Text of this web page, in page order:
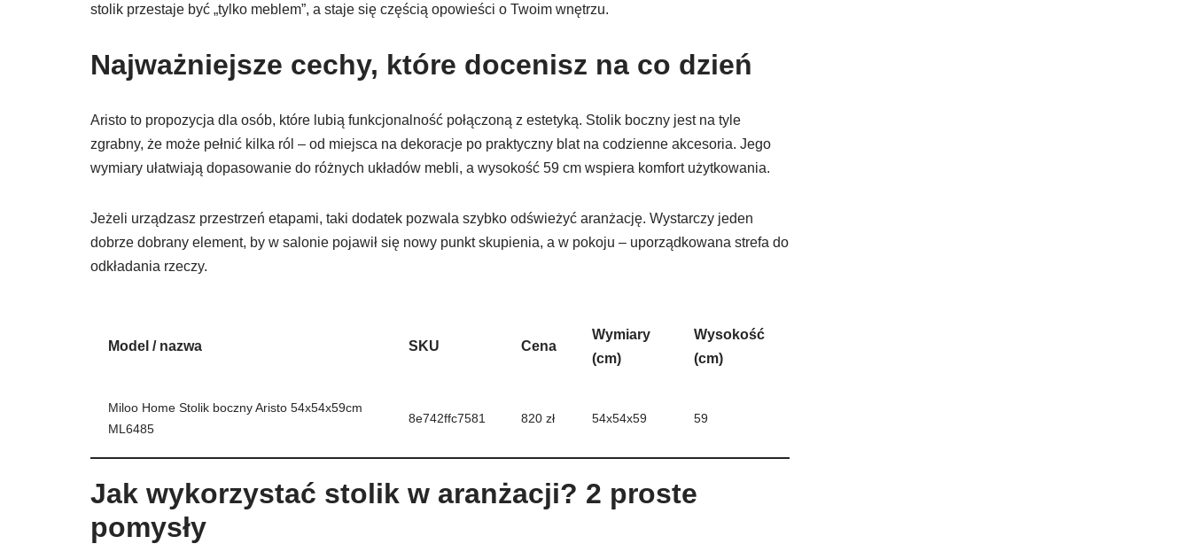
stolik przestaje być „tylko meblem”, a staje się częścią opowieści o Twoim wnętrzu.
Najważniejsze cechy, które docenisz na co dzień
Aristo to propozycja dla osób, które lubią funkcjonalność połączoną z estetyką. Stolik boczny jest na tyle
zgrabny, że może pełnić kilka ról – od miejsca na dekoracje po praktyczny blat na codzienne akcesoria. Jego
wymiary ułatwiają dopasowanie do różnych układów mebli, a wysokość 59 cm wspiera komfort użytkowania.
Jeżeli urządzasz przestrzeń etapami, taki dodatek pozwala szybko odświeżyć aranżację. Wystarczy jeden
dobrze dobrany element, by w salonie pojawił się nowy punkt skupienia, a w pokoju – uporządkowana strefa do
odkładania rzeczy.
Model / nazwa SKU Cena
Wymiary
(cm)
Wysokość
(cm)
Miloo Home Stolik boczny Aristo 54x54x59cm
ML6485
8e742ffc7581 820 zł 54x54x59 59
Jak wykorzystać stolik w aranżacji? 2 proste
pomysły